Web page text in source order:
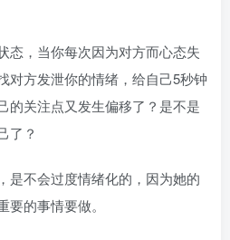
，当你每次因为对方而心态失
对方发泄你的情绪，给自己5秒钟
的关注点又发生偏移了？是不是
了？
不会过度情绪化的，因为她的
的事情要做。